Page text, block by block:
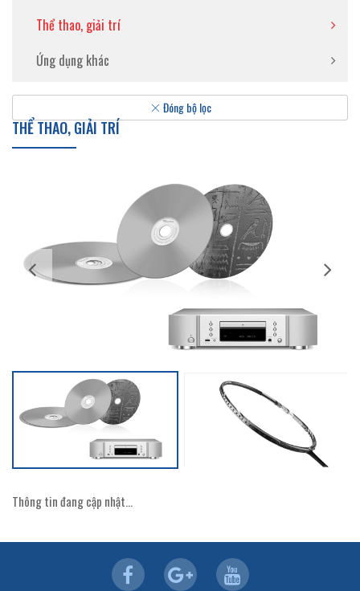
Thể thao, giải trí
Ứng dụng khác
Đóng bộ lọc
THỂ THAO, GIẢI TRÍ
Thông tin đang cập nhật...